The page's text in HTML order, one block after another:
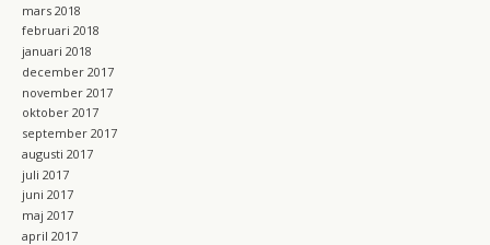
mars 2018
februari 2018
januari 2018
december 2017
november 2017
oktober 2017
september 2017
augusti 2017
juli 2017
juni 2017
maj 2017
april 2017